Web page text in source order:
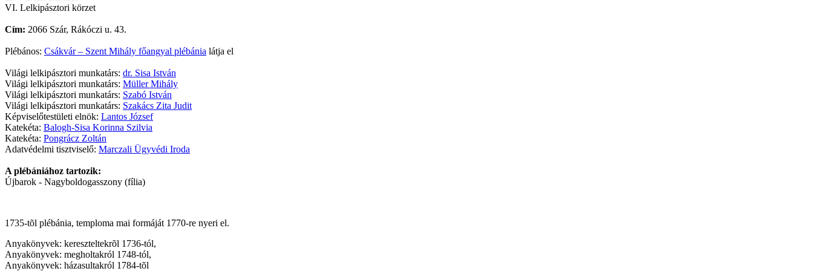
VI. Lelkipásztori körzet
Cím: 2066 Szár, Rákóczi u. 43.
Plébános: Csákvár – Szent Mihály főangyal plébánia látja el
Világi lelkipásztori munkatárs: dr. Sisa István
Világi lelkipásztori munkatárs: Müller Mihály
Világi lelkipásztori munkatárs: Szabó István
Világi lelkipásztori munkatárs: Szakács Zita Judit
Képviselőtestületi elnök: Lantos József
Katekéta: Balogh-Sisa Korinna Szilvia
Katekéta: Pongrácz Zoltán
Adatvédelmi tisztviselő: Marczali Ügyvédi Iroda
A plébániához tartozik:
Újbarok - Nagyboldogasszony (fília)
1735-tõl plébánia, temploma mai formáját 1770-re nyeri el.
Anyakönyvek: kereszteltekrõl 1736-tól,
Anyakönyvek: megholtakról 1748-tól,
Anyakönyvek: házasultakról 1784-tõl